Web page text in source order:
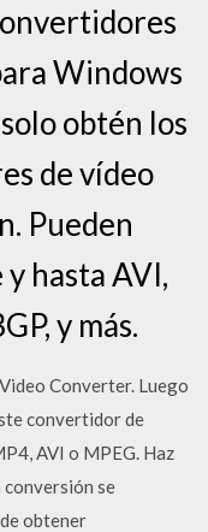
Windows
obtén los
de vídeo
Pueden
hasta AVI,
y más.
Converter. Luego
convertidor de
AVI o MPEG. Haz
conversión se
obtener